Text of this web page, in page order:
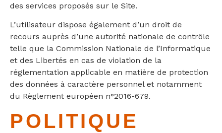
des services proposés sur le Site.
L’utilisateur dispose également d’un droit de
recours auprès d’une autorité nationale de contrôle
telle que la Commission Nationale de l’Informatique
et des Libertés en cas de violation de la
réglementation applicable en matière de protection
des données à caractère personnel et notamment
du Règlement européen n°2016-679.
POLITIQUE